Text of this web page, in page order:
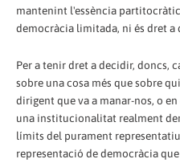
mantenint l'essència
democràcia limitada, ni és dret a
Per a tenir dret a decidir, doncs,
sobre una cosa més que sobre
dirigent que va a manar-nos, o
una institucionalitat realment
límits del purament
representació de democràcia